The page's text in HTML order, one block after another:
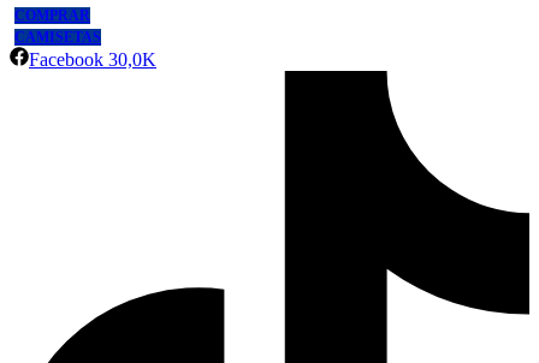
COMPRAR
CAMISETAS
Facebook 30,0K